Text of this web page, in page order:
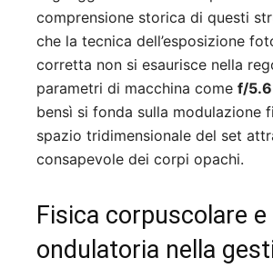
comprensione storica di questi
che la tecnica dell’esposizione
corretta non si esaurisce nella
parametri di macchina come f/5.6
bensì si fonda sulla modulazione
spazio tridimensionale del set
consapevole dei corpi opachi.
Fisica corpuscolare e
ondulatoria nella